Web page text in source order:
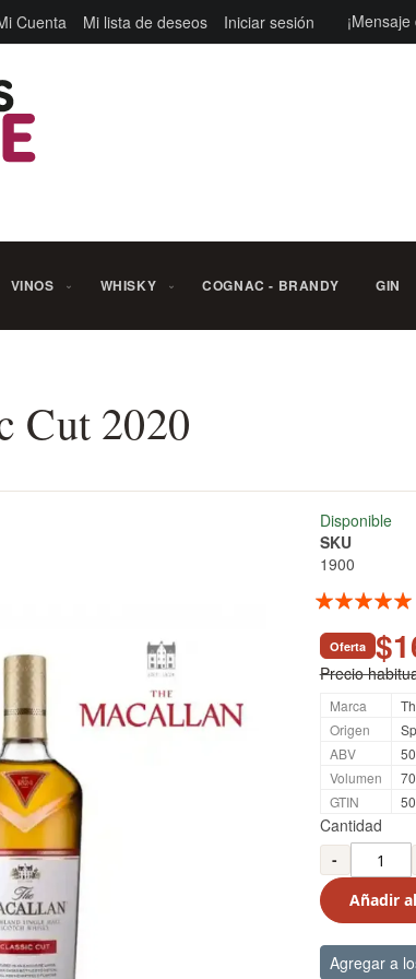
Cuenta Mi lista de deseos Iniciar sesión
VINOS WHISKY COGNAC - BRANDY GIN
Cut 2020
Disponible
SKU
1900
Valoración:
Oferta
Precio
Marca
Origen
ABV
Volumen
GTIN
Cantidad
-
Añadir
Agregar a